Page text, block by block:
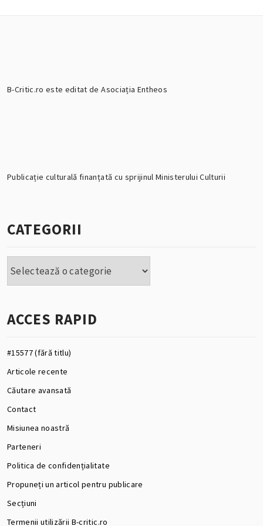
B-Critic.ro este editat de Asociația Entheos
Publicație culturală finanțată cu sprijinul Ministerului Culturii
CATEGORII
ACCES RAPID
#15577 (fără titlu)
Articole recente
Căutare avansată
Contact
Misiunea noastră
Parteneri
Politica de confidențialitate
Propuneți un articol pentru publicare
Secțiuni
Termenii utilizării B-critic.ro